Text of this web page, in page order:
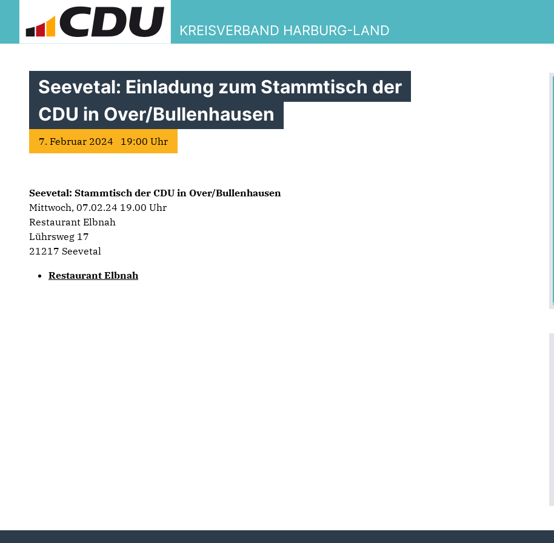
KREISVERBAND HARBURG-LAND
Seevetal: Einladung zum Stammtisch der
CDU in Over/Bullenhausen
7. Februar 2024 19:00 Uhr
Seevetal: Stammtisch der CDU in Over/Bullenhausen
Mittwoch, 07.02.24 19.00 Uhr
Restaurant Elbnah
Lührsweg 17
21217 Seevetal
Restaurant Elbnah